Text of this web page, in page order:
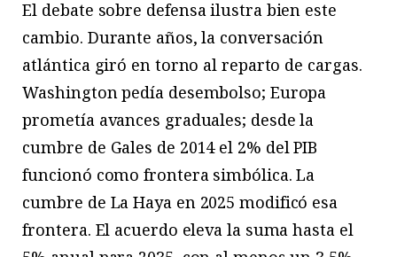
El debate sobre defensa ilustra bien este
cambio. Durante años, la conversación
atlántica giró en torno al reparto de cargas.
Washington pedía desembolso; Europa
prometía avances graduales; desde la
cumbre de Gales de 2014 el 2% del PIB
funcionó como frontera simbólica. La
cumbre de La Haya en 2025 modificó esa
frontera. El acuerdo eleva la suma hasta el